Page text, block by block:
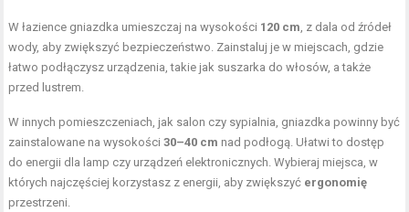
W łazience gniazdka umieszczaj na wysokości 120 cm , z dala od źródeł
wody, aby zwiększyć bezpieczeństwo. Zainstaluj je w miejscach, gdzie
łatwo podłączysz urządzenia, takie jak suszarka do włosów, a także
przed lustrem.
W innych pomieszczeniach, jak salon czy sypialnia, gniazdka powinny być
zainstalowane na wysokości30–40 cm nad podłogą. Ułatwi to dostęp
do energii dla lamp czy urządzeń elektronicznych. Wybieraj miejsca, w
których najczęściej korzystasz z energii, aby zwiększyć ergonomię
przestrzeni.